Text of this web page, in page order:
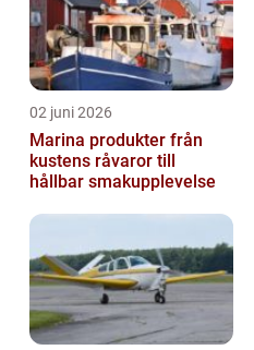
02 juni 2026
Marina produkter från
kustens råvaror till
hållbar smakupplevelse